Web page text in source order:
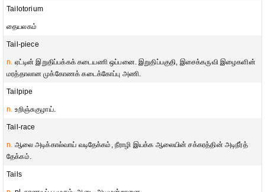
Tailotorium
தையலகம்
Tail-piece
n. ஏட்டின் இறுதிப்பக்கக் கடையணி ஒப்பனை. இறுதிப்பகுதி, இசைக்கருவி இழைகளின்
மரத்தாலான முக்கோணக் கடைக்கோப்பு அணி.
Tailpipe
n. உறிஞ்சுகுழாய்.
Tail-race
n. ஆலை அடிக்கால்வாய் வடிதேக்கம், நீராழி இயக்க ஆலையின் சக்கரத்தின் அடிநீர்த்
தேக்கம்.
Tails